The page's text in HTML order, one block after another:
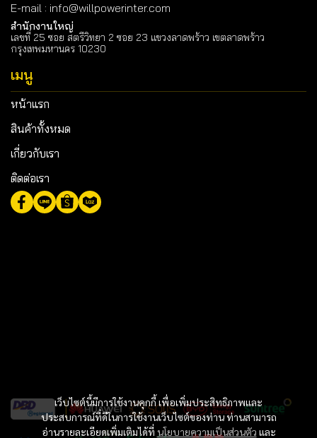
เว็บไซต์นี้มีการใช้งานคุกกี้ เพื่อเพิ่มประสิทธิภาพและ
ประสบการณ์ที่ดีในการใช้งานเว็บไซต์ของท่าน ท่านสามารถ
อ่านรายละเอียดเพิ่มเติมได้ที่ นโยบายความเป็นส่วนตัว และ
E-mail : info@willpowerinter.com
สำนักงานใหญ่
เลขที่ 25 ซอย สตรีวิทยา 2 ซอย 23 แขวงลาดพร้าว เขตลาดพร้าว
กรุงเทพมหานคร 10230
เมนู
หน้าแรก
สินค้าทั้งหมด
เกี่ยวกับเรา
ติดต่อเรา